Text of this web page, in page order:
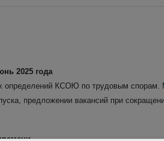
2025 года
КСОЮ по трудовым спорам.
предложении вакансий при